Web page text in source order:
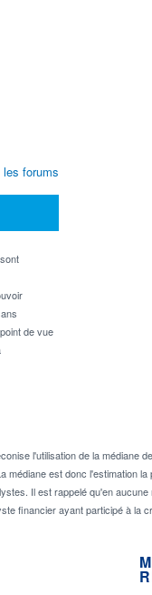
de vue
forums
l'utilisation de la médiane
est donc l'estimation
Il est rappelé qu'en
financier ayant participé à la